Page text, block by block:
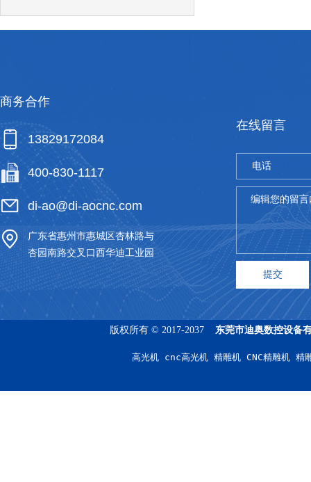
商务合作
13829172084
400-830-1117
di-ao@di-aocnc.com
广东省惠州市惠城区杏林路与
杏园南路交叉口西华迪工业园
版权所有 © 2017-2037 东莞市迪奥数控设备
高光机 cnc高光机 精雕机 CNC精雕机 精
在线留言
电话
编辑您的留言